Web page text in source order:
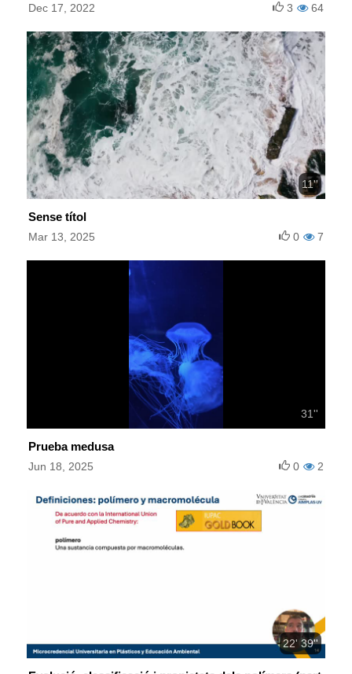
Dec 17, 2022 64
3
11''
Sense títol
Mar 13, 2025 7
0
31''
Prueba medusa
Jun 18, 2025 2
0
22' 39''